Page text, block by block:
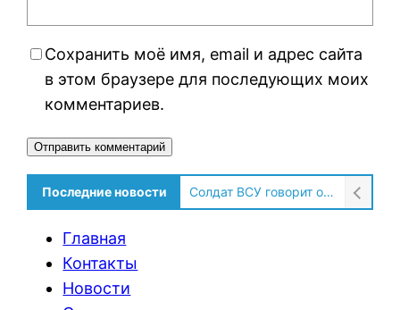
Сохранить моё имя, email и адрес сайта
в этом браузере для последующих моих
комментариев.
Alternative:
Последние новости Солдат ВСУ говорит о том, чтобы продавали топливо для ремонта техники в Угледаре
Главная
Контакты
Новости